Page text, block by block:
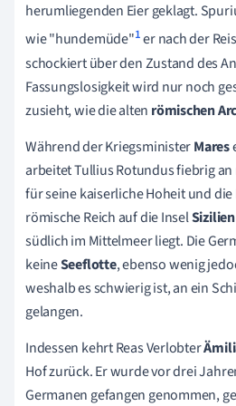
herumliegenden Eier geklagt.
wie "hundemüde"1er nach der
schockiert über den Zustand des
Fassungslosigkeit wird nur noch
zusieht, wie die alten römischen
Während der KriegsministerMares
arbeitet Tullius Rotundus fiebrig
für seine kaiserliche Hoheit und die
römische Reich auf die InselSizilien
südlich im Mittelmeer liegt. Die
keineSeeflotte, ebenso wenig
weshalb es schwierig ist, an ein
gelangen.
Indessen kehrt Reas Verlobter
Hof zurück. Er wurde vor drei
Germanen gefangen genommen,